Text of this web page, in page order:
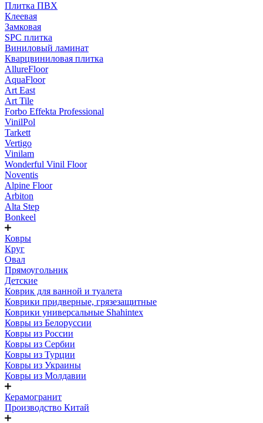
Плитка ПВХ
Клеевая
Замковая
SPC плитка
Виниловый ламинат
Кварцвиниловая плитка
AllureFloor
AquaFloor
Art East
Art Tile
Forbo Effekta Professional
VinilPol
Tarkett
Vertigo
Vinilam
Wonderful Vinil Floor
Noventis
Alpine Floor
Arbiton
Alta Step
Bonkeel
Ковры
Круг
Овал
Прямоугольник
Детские
Коврик для ванной и туалета
Коврики придверные, грязезащитные
Коврики универсальные Shahintex
Ковры из Белоруссии
Ковры из России
Ковры из Сербии
Ковры из Турции
Ковры из Украины
Ковры из Молдавии
Керамогранит
Производство Китай